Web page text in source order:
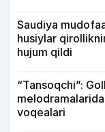
Saudiya
husiylar
hujum qildi
“Tansoqchi”:
voqealari